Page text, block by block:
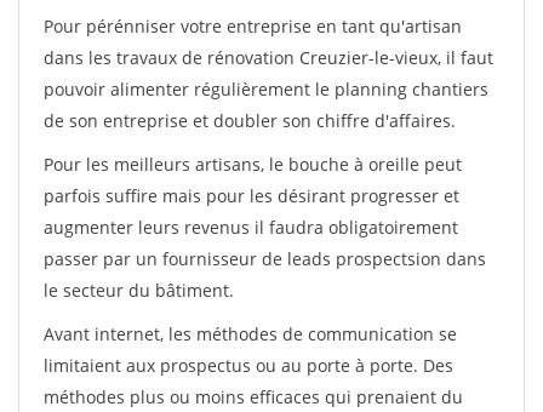
Pour pérénniser votre entreprise en tant qu'artisan
dans les travaux de rénovation Creuzier-le-vieux, il faut
pouvoir alimenter régulièrement le planning chantiers
de son entreprise et doubler son chiffre d'affaires.
Pour les meilleurs artisans, le bouche à oreille peut
parfois suffire mais pour les désirant progresser et
augmenter leurs revenus il faudra obligatoirement
passer par un fournisseur de leads prospectsion dans
le secteur du bâtiment.
Avant internet, les méthodes de communication se
limitaient aux prospectus ou au porte à porte. Des
méthodes plus ou moins efficaces qui prenaient du